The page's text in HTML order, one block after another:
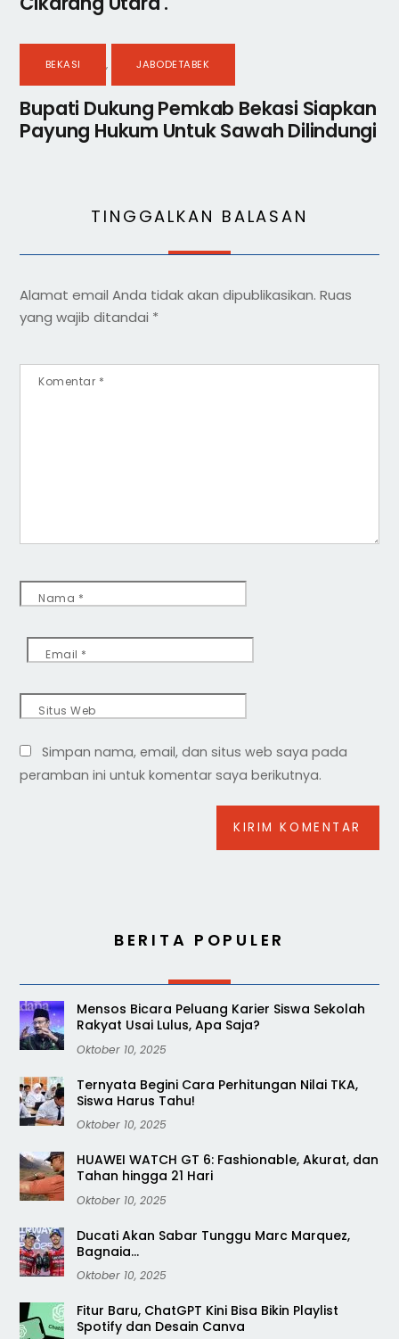
BEKASI , JABODETABEK
Bupati Dukung Pemkab Bekasi Siapkan
Payung Hukum Untuk Sawah Dilindungi
TINGGALKAN BALASAN
Alamat email Anda tidak akan dipublikasikan. Ruas
yang wajib ditandai *
Komentar *
Nama *
Email *
Situs Web
Simpan nama, email, dan situs web saya pada
peramban ini untuk komentar saya berikutnya.
BERITA POPULER
Mensos Bicara Peluang Karier Siswa Sekolah
Rakyat Usai Lulus, Apa Saja?
Oktober 10, 2025
Ternyata Begini Cara Perhitungan Nilai TKA,
Siswa Harus Tahu!
Oktober 10, 2025
HUAWEI WATCH GT 6: Fashionable, Akurat, dan
Tahan hingga 21 Hari
Oktober 10, 2025
Ducati Akan Sabar Tunggu Marc Marquez,
Bagnaia…
Oktober 10, 2025
Fitur Baru, ChatGPT Kini Bisa Bikin Playlist
Spotify dan Desain Canva